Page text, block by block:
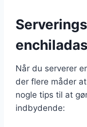
Når du serverer
der flere måder
nogle tips til at
indbydende: